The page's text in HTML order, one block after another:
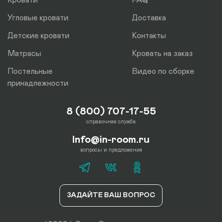
Угловые кровати
Детские кровати
Матрасы
Постельные
принадлежности
Доставка
Контакты
Кровать на заказ
Видео по сборке
ЗАДАЙТЕ ВАШ ВОПРОС
8 (800) 707-17-55
справочная служба
Info@in-room.ru
вопросы и предложения